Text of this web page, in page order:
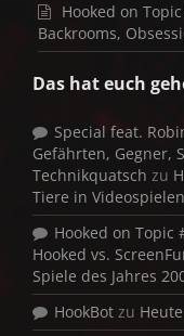
Hooked on
Backrooms,
Das hat euch
Special feat.
Gefährten, Gegner,
Technikquatsch zu
Tiere in
Hooked on Topic
Hooked vs.
Spiele des Jahres
HookBot zu